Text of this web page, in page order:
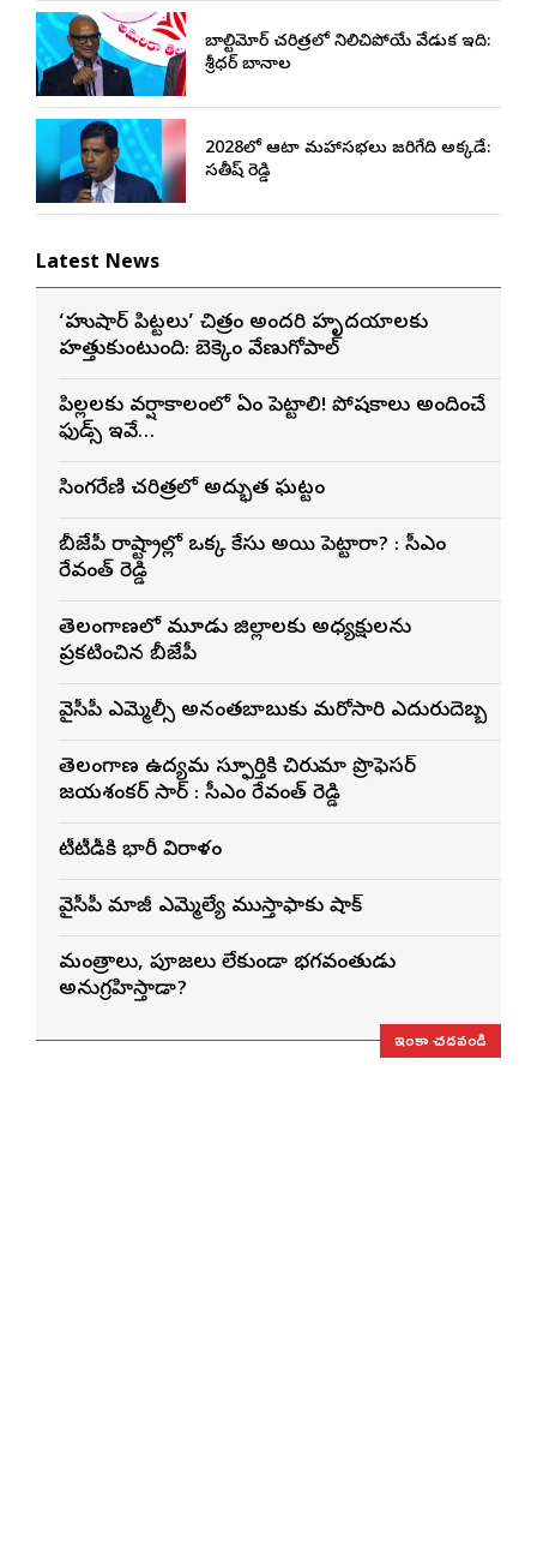
బాల్టిమోర్ చరిత్రలో నిలిచిపోయే వేడుక ఇది:
శ్రీధర్ బానాల
2028లో ఆటా మహాసభలు జరిగేది అక్కడే:
సతీష్ రెడ్డి
Latest News
‘హుషార్‌ పిట్టలు’ చిత్రం అందరి హృదయాలకు
హత్తుకుంటుంది: బెక్కెం వేణుగోపాల్‌
పిల్లలకు వర్షాకాలంలో ఏం పెట్టాలి! పోషకాలు అందించే
ఫుడ్స్ ఇవే…
సింగరేణి చరిత్రలో అద్భుత ఘట్టం
బీజేపీ రాష్ట్రాల్లో ఒక్క కేసు అయినా పెట్టారా? : సీఎం
రేవంత్ రెడ్డి
తెలంగాణలో మూడు జిల్లాలకు అధ్యక్షులను
ప్రకటించిన బీజేపీ
వైసీపీ ఎమ్మెల్సీ అనంతబాబుకు మరోసారి ఎదురుదెబ్బ
తెలంగాణ ఉద్యమ స్ఫూర్తికి చిరునామా ప్రొఫెసర్
జయశంకర్ సార్ : సీఎం రేవంత్ రెడ్డి
టీటీడీకి భారీ విరాళం
వైసీపీ మాజీ ఎమ్మెల్యే ముస్తాఫాకు షాక్
మంత్రాలు, పూజలు లేకుండా భగవంతుడు
అనుగ్రహిస్తాడా?
ఇంకా చదవండి